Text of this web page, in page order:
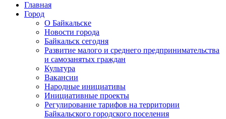
Главная
Город
О Байкальске
Новости города
Байкальск сегодня
Развитие малого и среднего предпринимательства
и самозанятых граждан
Культура
Вакансии
Народные инициативы
Инициативные проекты
Регулирование тарифов на территории
Байкальского городского поселения